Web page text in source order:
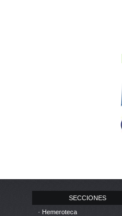
SECCIONES
· Hemeroteca